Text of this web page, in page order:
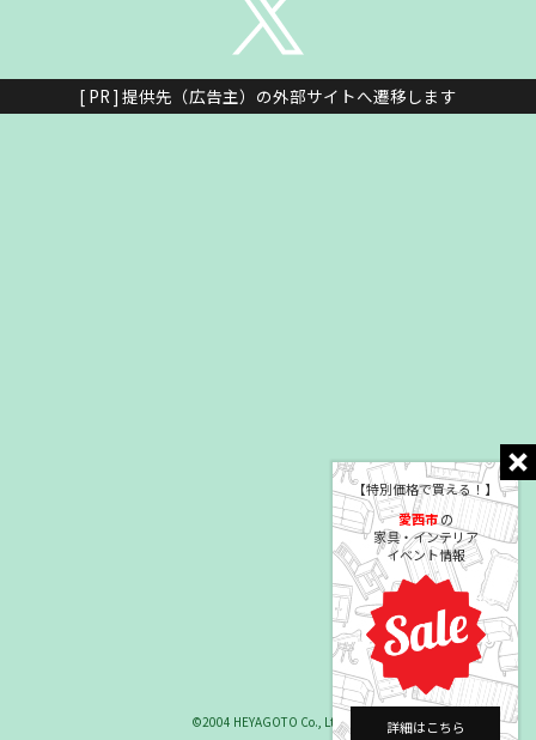
【特別価格で買える！】
愛西市の
家具・インテリア
イベント情報
詳細はこちら
[ PR ] 提供先（広告主）の外部サイトへ遷移します
©2004 HEYAGOTO Co., Ltd.